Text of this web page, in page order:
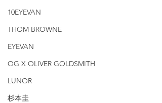
10EYEVAN
THOM BROWNE
EYEVAN
OG X OLIVER GOLDSMITH
LUNOR
杉本圭